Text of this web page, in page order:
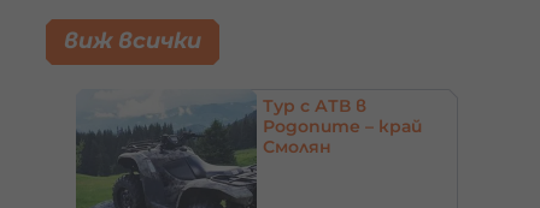
виж всички
Гмуркане или
водолазен курс за
начинаещи –